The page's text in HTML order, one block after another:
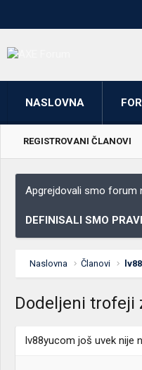
NASLOVNA
REGISTROVANI ČLANOVI
Apgrejdovali smo forum
DEFINISALI SMO
Naslovna Članovi
Dodeljeni trofeji
lv88yucom još uvek nije